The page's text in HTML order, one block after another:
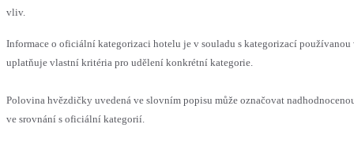
vliv.
Informace o oficiální kategorizaci hotelu je v souladu s kategorizací používanou
uplatňuje vlastní kritéria pro udělení konkrétní kategorie.
Polovina hvězdičky uvedená ve slovním popisu může označovat
ve srovnání s oficiální kategorií.